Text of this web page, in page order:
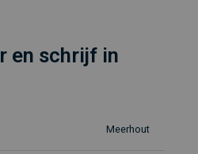
en schrijf in
Taal
Meerhout